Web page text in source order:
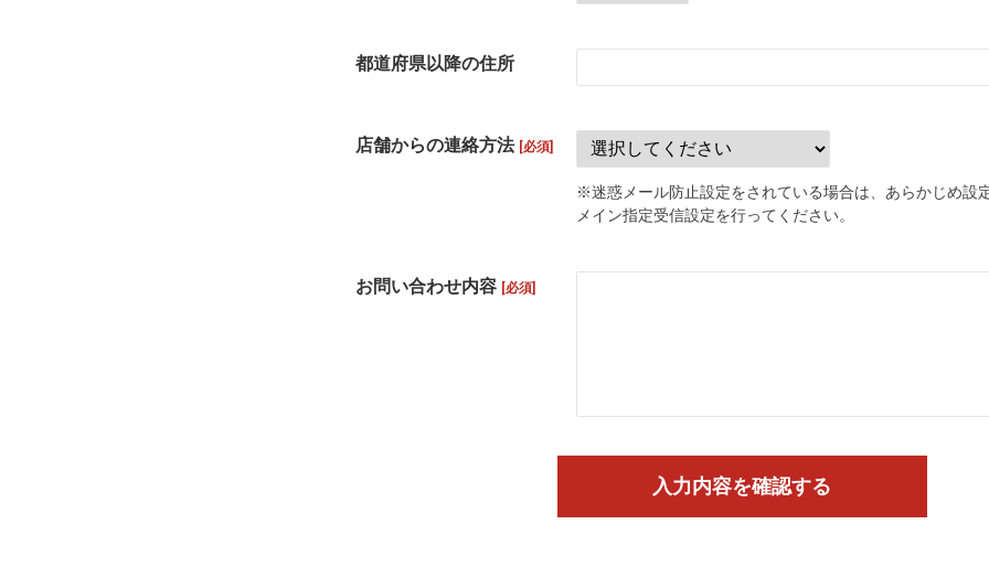
都道府県以降の住所
店舗からの連絡方法 [必須]
※迷惑メール防止設定をされている場合は、あらかじめ設
メイン指定受信設定を行ってください。
お問い合わせ内容 [必須]